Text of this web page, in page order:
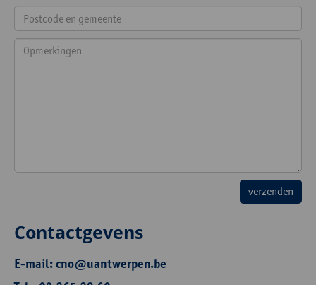
Contactgevens
E-mail:cno@uantwerpen.be